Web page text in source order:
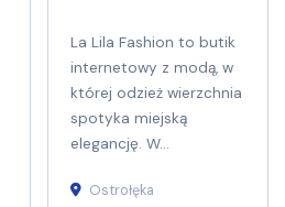
La Lila Fashion to butik
internetowy z modą, w
której odzież wierzchnia
spotyka miejską
elegancję. W...
Ostrołęka